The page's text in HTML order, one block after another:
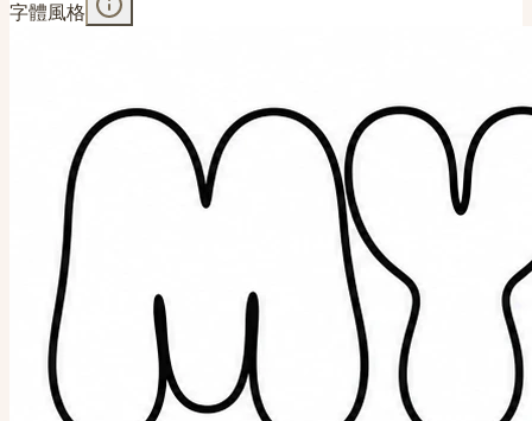
字體風格